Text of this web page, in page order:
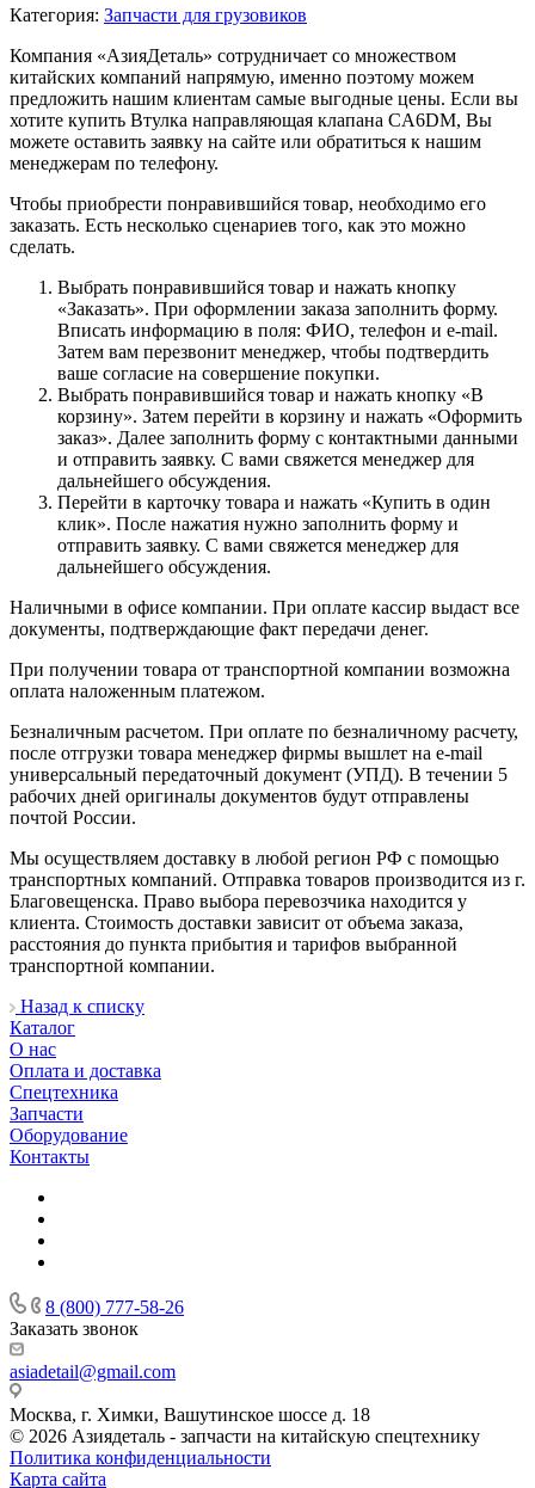
Категория: Запчасти для грузовиков
Компания «АзияДеталь» сотрудничает со множеством
китайских компаний напрямую, именно поэтому можем
предложить нашим клиентам самые выгодные цены. Если вы
хотите купить Втулка направляющая клапана CA6DM, Вы
можете оставить заявку на сайте или обратиться к нашим
менеджерам по телефону.
Чтобы приобрести понравившийся товар, необходимо его
заказать. Есть несколько сценариев того, как это можно
сделать.
Выбрать понравившийся товар и нажать кнопку
«Заказать». При оформлении заказа заполнить форму.
Вписать информацию в поля: ФИО, телефон и e-mail.
Затем вам перезвонит менеджер, чтобы подтвердить
ваше согласие на совершение покупки.
Выбрать понравившийся товар и нажать кнопку «В
корзину». Затем перейти в корзину и нажать «Оформить
заказ». Далее заполнить форму с контактными данными
и отправить заявку. С вами свяжется менеджер для
дальнейшего обсуждения.
Перейти в карточку товара и нажать «Купить в один
клик». После нажатия нужно заполнить форму и
отправить заявку. С вами свяжется менеджер для
дальнейшего обсуждения.
Наличными в офисе компании. При оплате кассир выдаст все
документы, подтверждающие факт передачи денег.
При получении товара от транспортной компании возможна
оплата наложенным платежом.
Безналичным расчетом. При оплате по безналичному расчету,
после отгрузки товара менеджер фирмы вышлет на e-mail
универсальный передаточный документ (УПД). В течении 5
рабочих дней оригиналы документов будут отправлены
почтой России.
Мы осуществляем доставку в любой регион РФ с помощью
транспортных компаний. Отправка товаров производится из г.
Благовещенска. Право выбора перевозчика находится у
клиента. Стоимость доставки зависит от объема заказа,
расстояния до пункта прибытия и тарифов выбранной
транспортной компании.
Назад к списку
Каталог
О нас
Оплата и доставка
Спецтехника
Запчасти
Оборудование
Контакты
8 (800) 777-58-26
Заказать звонок
asiadetail@gmail.com
Москва, г. Химки, Вашутинское шоссе д. 18
© 2026 Азиядеталь - запчасти на китайскую спецтехнику
Политика конфиденциальности
Карта сайта